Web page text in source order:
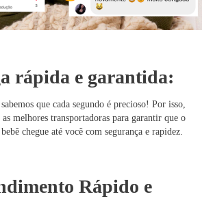
rápida e garantida:
que cada segundo é precioso! Por isso,
melhores transportadoras para garantir que o
chegue até você com segurança e rapidez.
Rápido e